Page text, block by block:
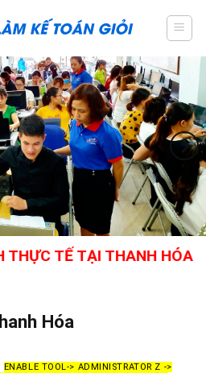
TẾ TẠI THANH HÓA -
Hóa
ENABLE TOOL-> ADMINISTRATOR Z ->